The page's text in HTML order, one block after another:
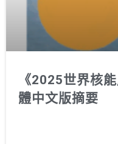
透明足跡
綠盟觀點
新聞稿及聲明
投書及專欄
《2025世界核
體中文版摘要